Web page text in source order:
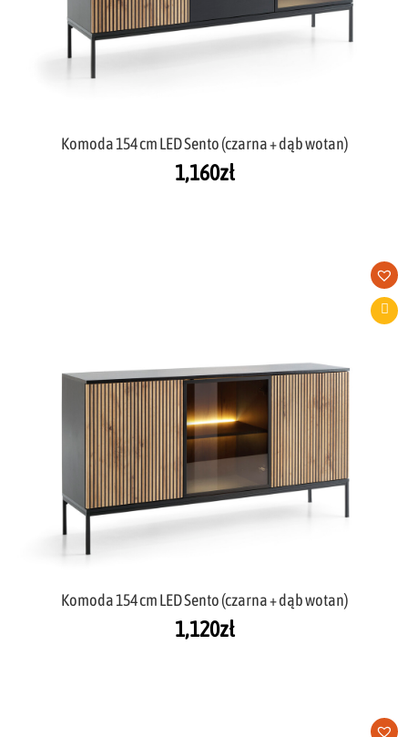
Komoda 154 cm LED Sento (czarna + dąb wotan)
1,160zł
Komoda 154 cm LED Sento (czarna + dąb wotan)
1,120zł